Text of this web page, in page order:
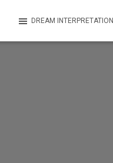
DREAM INTERPRETATION